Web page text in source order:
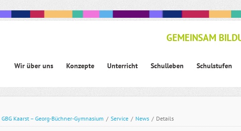
Navigation
Wir über uns Konzepte Unterricht Schulleben Schulstufen
GEMEINSAM
GBG Kaarst – Georg-Büchner-Gymnasium / Service / News / Details